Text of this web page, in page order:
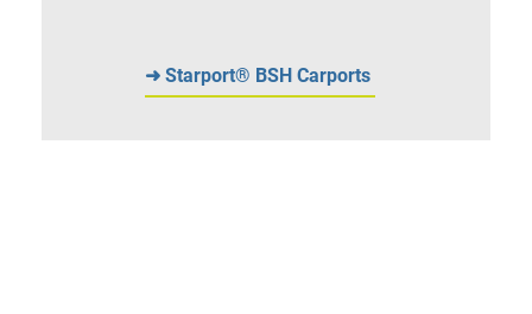
➜ Starport® BSH Carports